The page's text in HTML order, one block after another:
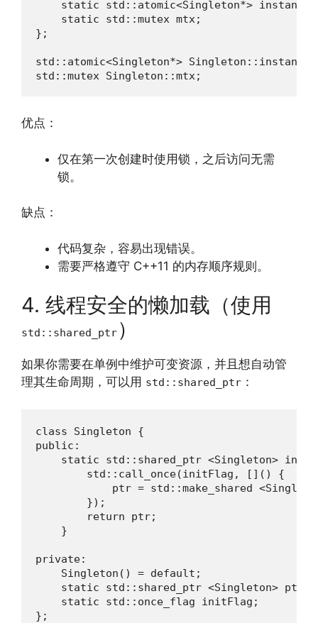
static std::atomic<Singleton*>
    static std::mutex mtx;
};
std::atomic<Singleton*>
std::mutex Singleton::mtx;
优点：
仅在第一次创建时使用锁，之后访问无需
锁。
缺点：
代码复杂，容易出现错误。
需要严格遵守 C++11 的内存顺序规则。
4. 线程安全的懒加载（使用
std::shared_ptr ）
如果你需要在单例中维护可变资源，并且想自动管
理其生命周期，可以用 std::shared_ptr ：
class Singleton {
public:
static std::shared_ptr <Singleton>
        std::call_once(initFlag, []() {
ptr = std::make_shared
        });
        return ptr;
    }
private:
    Singleton() = default;
    static std::shared_ptr <Singleton> ptr;
    static std::once_flag initFlag;
};